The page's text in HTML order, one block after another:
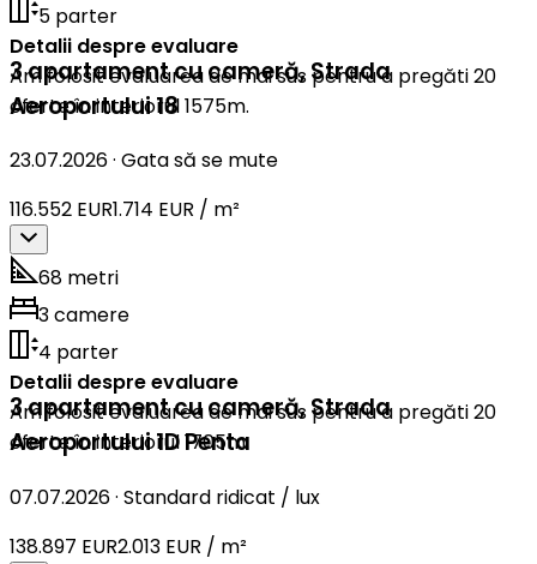
5 parter
Detalii despre evaluare
Am folosit evaluarea de mai sus pentru a pregăti 20
oferte în interiorul 1575m.
3 apartament cu cameră,Strada
Aeroportului 18
23.07.2026· Gata să se mute
116.552 EUR1.714 EUR / m²
68 metri
3 camere
4 parter
Detalii despre evaluare
Am folosit evaluarea de mai sus pentru a pregăti 20
oferte în interiorul 1705m.
3 apartament cu cameră,Strada
Aeroportului 1D Penta
07.07.2026· Standard ridicat / lux
138.897 EUR2.013 EUR / m²